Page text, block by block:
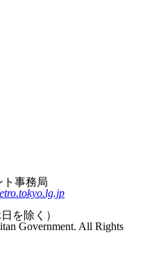
ト事務局
を除く）
Government. All Rights